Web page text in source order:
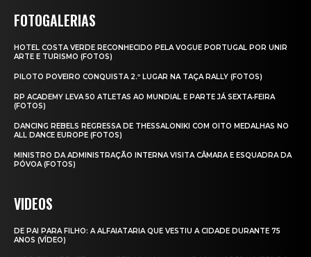
FOTOGALERIAS
HOTEL COSTA VERDE RECONHECIDO PELA VOGUE PORTUGAL POR UNIR
ARTE E TURISMO (FOTOS)
PILOTO POVEIRO CONQUISTA 2.º LUGAR NA TAÇA RALLY (FOTOS)
RP ACADEMY LEVA 50 ATLETAS AO MUNDIAL E PARTE JÁ SEXTA‑FEIRA
(FOTOS)
DANCING REBELS REGRESSA DE THESSALONIKI COM OITO MEDALHAS NO
ALL DANCE EUROPE (FOTOS)
MINISTRO DA ADMINISTRAÇÃO INTERNA VISITA CÂMARA E ESQUADRA DA
PÓVOA (FOTOS)
VIDEOS
DE PAI PARA FILHO: A ALFAIATARIA QUE VESTIU A CIDADE DURANTE 75
ANOS (VÍDEO)